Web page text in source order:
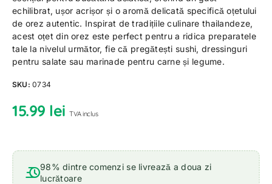
echilibrat, ușor acrișor și o aromă delicată specifică oțetului
de orez autentic. Inspirat de tradițiile culinare thailandeze,
acest oțet din orez este perfect pentru a ridica preparatele
tale la nivelul următor, fie că pregătești sushi, dressinguri
pentru salate sau marinade pentru carne și legume.
SKU:0734
15.99 lei TVA inclus
98% dintre comenzi se livrează a doua zi
lucrătoare